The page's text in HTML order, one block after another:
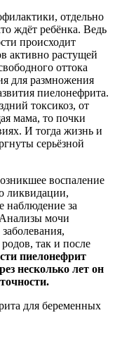
отдельно
ждёт ребёнка. Ведь
происходит
активно растущей
оттока
для размножения
пиелонефрита.
токсикоз, от
мама, то почки
И тогда жизнь и
серьёзной
воспаление
ликвидации,
наблюдение за
мочи
родов, так и после
пиелонефрит
несколько лет он